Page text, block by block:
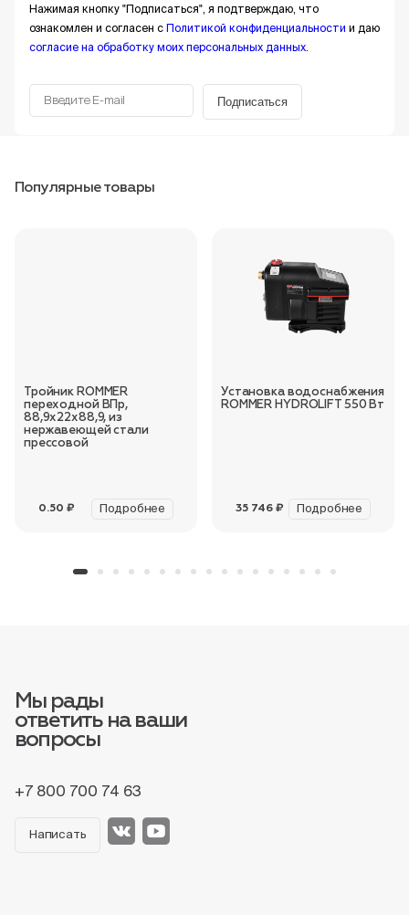
Нажимая кнопку "Подписаться", я подтверждаю, что
ознакомлен и согласен с Политикой конфиденциальности и даю
согласие на обработку моих персональных данных
Подписаться
Популярные товары
Тройник ROMMER
переходной ВПр,
88,9х22х88,9, из
нержавеющей стали
прессовой
0.50 ₽ Подробнее
Установка водоснабжения
ROMMER HYDROLIFT 550 Вт
35 746 ₽ Подробнее
Мы рады
ответить на ваши
вопросы
+7 800 700 74 63
Написать